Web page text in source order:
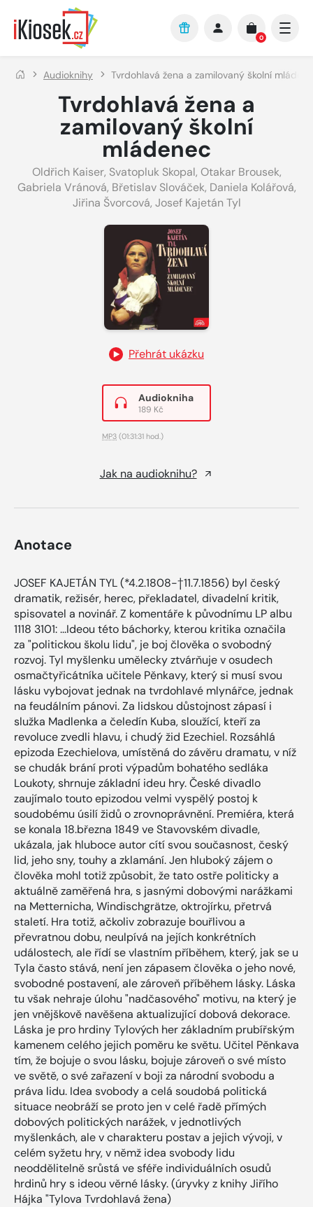
Přejít na hlavní obsah
0
Audioknihy Tvrdohlavá žena a zamilovaný školní
Tvrdohlavá žena a
zamilovaný školní
mládenec
Oldřich Kaiser, Svatopluk Skopal, Otakar Brousek,
Gabriela Vránová, Břetislav Slováček, Daniela Kolářová,
Jiřina Švorcová, Josef Kajetán Tyl
Přehrát ukázku
Audiokniha
189 Kč
MP3 (01:31:31 hod.)
Jak na audioknihu?
Anotace
JOSEF KAJETÁN TYL (*4.2.1808-†11.7.1856) byl český
dramatik, režisér, herec, překladatel, divadelní kritik,
spisovatel a novinář. Z komentáře k původnímu LP albu
1118 3101: ...Ideou této báchorky, kterou kritika označila
za "politickou školu lidu", je boj člověka o svobodný
rozvoj. Tyl myšlenku umělecky ztvárňuje v osudech
osmačtyřicátníka učitele Pěnkavy, který si musí svou
lásku vybojovat jednak na tvrdohlavé mlynářce, jednak
na feudálním pánovi. Za lidskou důstojnost zápasí i
služka Madlenka a čeledín Kuba, sloužící, kteří za
revoluce zvedli hlavu, i chudý žid Ezechiel. Rozsáhlá
epizoda Ezechielova, umístěná do závěru dramatu, v níž
se chudák brání proti výpadům bohatého sedláka
Loukoty, shrnuje základní ideu hry. České divadlo
zaujímalo touto epizodou velmi vyspělý postoj k
soudobému úsilí židů o zrovnoprávnění. Premiéra, která
se konala 18.března 1849 ve Stavovském divadle,
ukázala, jak hluboce autor cítí svou současnost, český
lid, jeho sny, touhy a zklamání. Jen hluboký zájem o
člověka mohl totiž způsobit, že tato ostře politicky a
aktuálně zaměřená hra, s jasnými dobovými narážkami
na Metternicha, Windischgrätze, oktrojírku, přetrvá
staletí. Hra totiž, ačkoliv zobrazuje bouřlivou a
převratnou dobu, neulpívá na jejích konkrétních
událostech, ale řídí se vlastním příběhem, který, jak se u
Tyla často stává, není jen zápasem člověka o jeho nové,
svobodné postavení, ale zároveň příběhem lásky. Láska
tu však nehraje úlohu "nadčasového" motivu, na který je
jen vnějškově navěšena aktualizující dobová dekorace.
Láska je pro hrdiny Tylových her základním prubířským
kamenem celého jejich poměru ke světu. Učitel Pěnkava
tím, že bojuje o svou lásku, bojuje zároveň o své místo
ve světě, o své zařazení v boji za národní svobodu a
práva lidu. Idea svobody a celá soudobá politická
situace neobráží se proto jen v celé řadě přímých
dobových politických narážek, v jednotlivých
myšlenkách, ale v charakteru postav a jejich vývoji, v
celém syžetu hry, v němž idea svobody lidu
neoddělitelně srůstá ve sféře individuálních osudů
hrdinů hry s ideou věrné lásky. (úryvky z knihy Jiřího
Hájka "Tylova Tvrdohlavá žena)